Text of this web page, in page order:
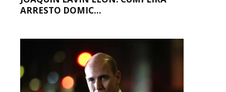
ARRESTO DOMIC...